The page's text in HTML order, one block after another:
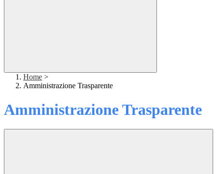
Home >
Amministrazione Trasparente
Amministrazione Trasparente